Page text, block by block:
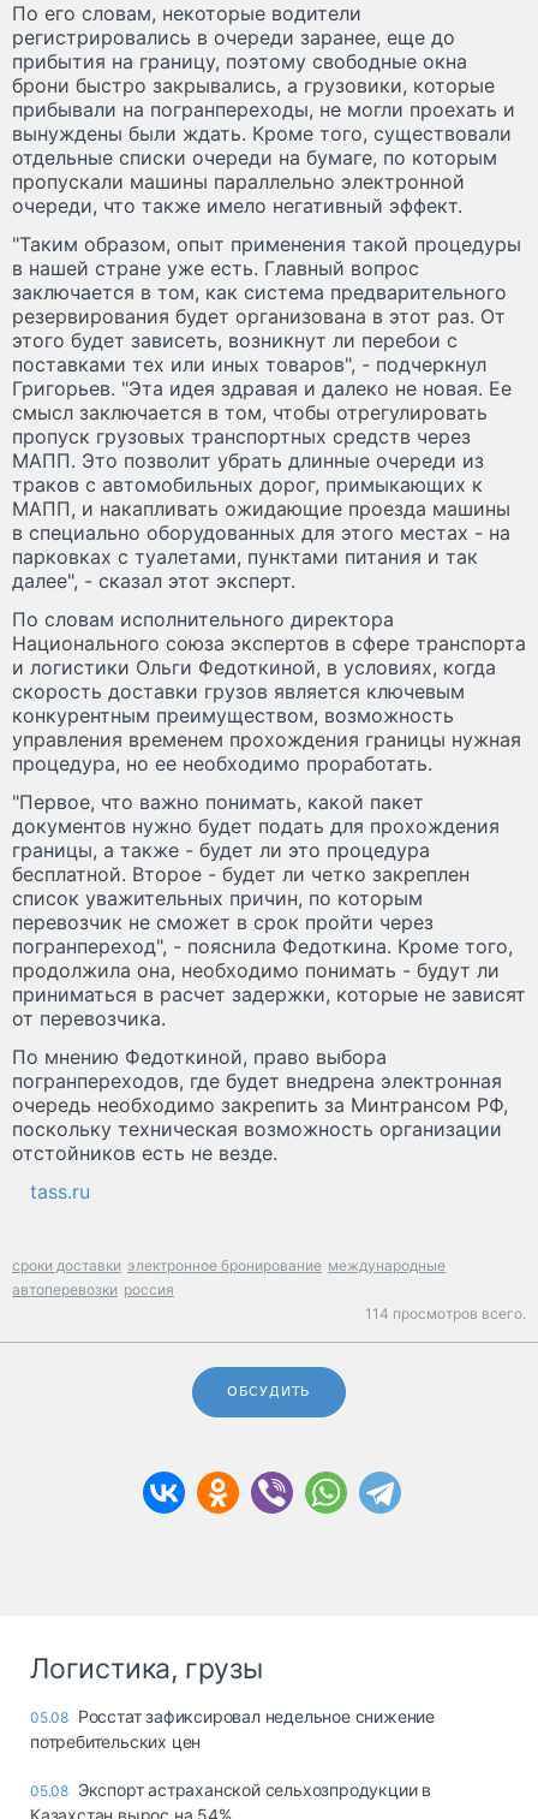
По его словам, некоторые водители
регистрировались в очереди заранее, еще до
прибытия на границу, поэтому свободные окна
брони быстро закрывались, а грузовики, которые
прибывали на погранпереходы, не могли проехать и
вынуждены были ждать. Кроме того, существовали
отдельные списки очереди на бумаге, по которым
пропускали машины параллельно электронной
очереди, что также имело негативный эффект.
"Таким образом, опыт применения такой процедуры
в нашей стране уже есть. Главный вопрос
заключается в том, как система предварительного
резервирования будет организована в этот раз. От
этого будет зависеть, возникнут ли перебои с
поставками тех или иных товаров", - подчеркнул
Григорьев. "Эта идея здравая и далеко не новая. Ее
смысл заключается в том, чтобы отрегулировать
пропуск грузовых транспортных средств через
МАПП. Это позволит убрать длинные очереди из
траков с автомобильных дорог, примыкающих к
МАПП, и накапливать ожидающие проезда машины
в специально оборудованных для этого местах - на
парковках с туалетами, пунктами питания и так
далее", - сказал этот эксперт.
По словам исполнительного директора
Национального союза экспертов в сфере транспорта
и логистики Ольги Федоткиной, в условиях, когда
скорость доставки грузов является ключевым
конкурентным преимуществом, возможность
управления временем прохождения границы нужная
процедура, но ее необходимо проработать.
"Первое, что важно понимать, какой пакет
документов нужно будет подать для прохождения
границы, а также - будет ли это процедура
бесплатной. Второе - будет ли четко закреплен
список уважительных причин, по которым
перевозчик не сможет в срок пройти через
погранпереход", - пояснила Федоткина. Кроме того,
продолжила она, необходимо понимать - будут ли
приниматься в расчет задержки, которые не зависят
от перевозчика.
По мнению Федоткиной, право выбора
погранпереходов, где будет внедрена электронная
очередь необходимо закрепить за Минтрансом РФ,
поскольку техническая возможность организации
отстойников есть не везде.
tass.ru
сроки доставки электронное бронирование международные
автоперевозки россия
114 просмотров всего.
ОБСУДИТЬ
Логистика, грузы
05.08 Росстат зафиксировал недельное снижение
потребительских цен
05.08 Экспорт астраханской сельхозпродукции в
Казахстан вырос на 54%